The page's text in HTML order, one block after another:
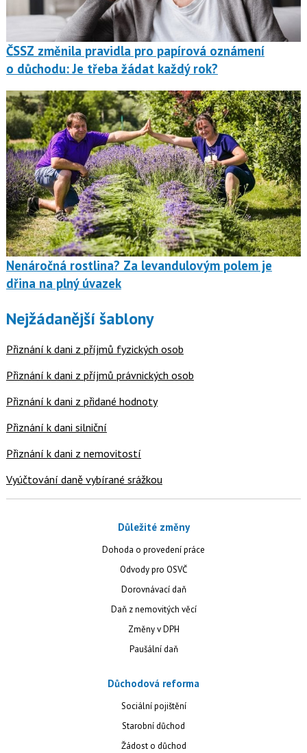
ČSSZ změnila pravidla pro papírová oznámení
o důchodu: Je třeba žádat každý rok?
Nenáročná rostlina? Za levandulovým polem je
dřina na plný úvazek
Nejžádanější šablony
Přiznání k dani z příjmů fyzických osob
Přiznání k dani z příjmů právnických osob
Přiznání k dani z přidané hodnoty
Přiznání k dani silniční
Přiznání k dani z nemovitostí
Vyúčtování daně vybírané srážkou
Důležité změny
Dohoda o provedení práce
Odvody pro OSVČ
Dorovnávací daň
Daň z nemovitých věcí
Změny v DPH
Paušální daň
Důchodová reforma
Sociální pojištění
Starobní důchod
Žádost o důchod